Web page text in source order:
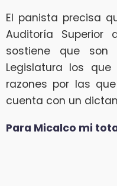
El panista precisa
Auditoría Superior
sostiene que
Legislatura los
razones por las
cuenta con un
Para Micalco mi